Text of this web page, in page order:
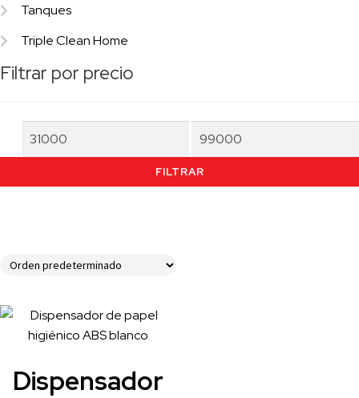
Tanques
Triple Clean Home
Filtrar por precio
Precio
Precio
máximo
FILTRAR
Dispensador